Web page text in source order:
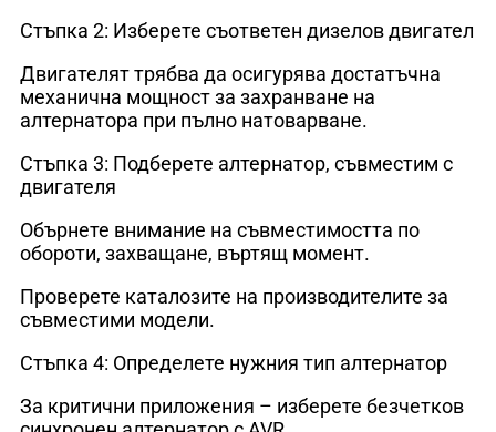
Стъпка 2: Изберете съответен дизелов двигател
Двигателят трябва да осигурява достатъчна
механична мощност за захранване на
алтернатора при пълно натоварване.
Стъпка 3: Подберете алтернатор, съвместим с
двигателя
Обърнете внимание на съвместимостта по
обороти, захващане, въртящ момент.
Проверете каталозите на производителите за
съвместими модели.
Стъпка 4: Определете нужния тип алтернатор
За критични приложения – изберете безчетков